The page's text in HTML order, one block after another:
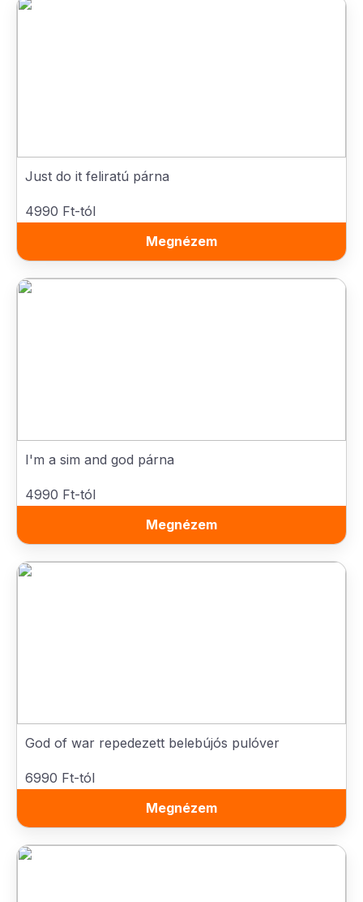
Just do it feliratú párna
4990 Ft-tól
Megnézem
I'm a sim and god párna
4990 Ft-tól
Megnézem
God of war repedezett belebújós pulóver
6990 Ft-tól
Megnézem